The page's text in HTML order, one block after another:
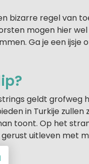
bizarre regel van
mogen hier
Ga je een ijsje
geldt grofweg
in Turkije
toont. Op het
uitleven met